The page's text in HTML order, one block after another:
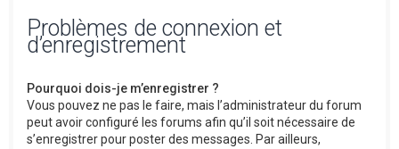
Problèmes de connexion et
d’enregistrement
Pourquoi dois-je m’enregistrer ?
Vous pouvez ne pas le faire, mais l’administrateur du forum
peut avoir configuré les forums afin qu’il soit nécessaire de
s’enregistrer pour poster des messages. Par ailleurs,